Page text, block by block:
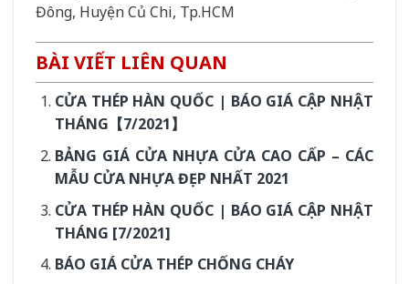
Đông, Huyện Củ Chi, Tp.HCM
BÀI VIẾT LIÊN QUAN
CỬA THÉP HÀN QUỐC | BÁO GIÁ CẬP NHẬT
THÁNG【7/2021】
BẢNG GIÁ CỬA NHỰA CỬA CAO CẤP – CÁC
MẪU CỬA NHỰA ĐẸP NHẤT 2021
CỬA THÉP HÀN QUỐC | BÁO GIÁ CẬP NHẬT
THÁNG [7/2021]
BÁO GIÁ CỬA THÉP CHỐNG CHÁY